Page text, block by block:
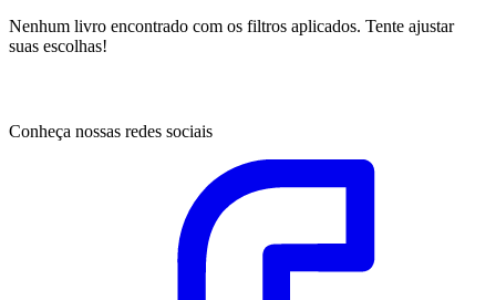
Nenhum livro encontrado com os filtros aplicados. Tente ajustar
suas escolhas!
Conheça nossas redes sociais